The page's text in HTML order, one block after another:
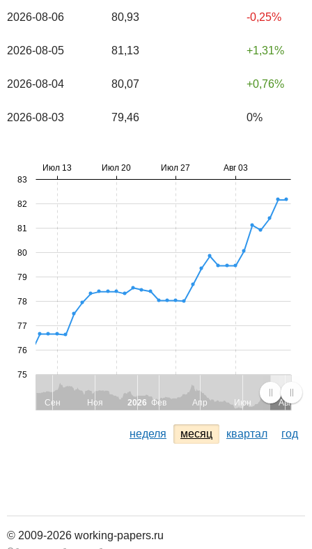
2026-08-06 80,93 -0,25%
2026-08-05 81,13 1,31%
2026-08-04 80,07 0,76%
2026-08-03 79,46 0%
Сен Ноя 2026 Фев Апр Июн Авг
Июл 13 Июл 20 Июл 27 Авг 03
75
76
77
78
79
80
81
82
83
неделя месяц квартал год
© 2009-2026 working-papers.ru